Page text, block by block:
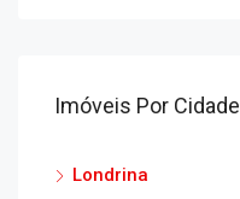
Imóveis Por Cidade
Londrina